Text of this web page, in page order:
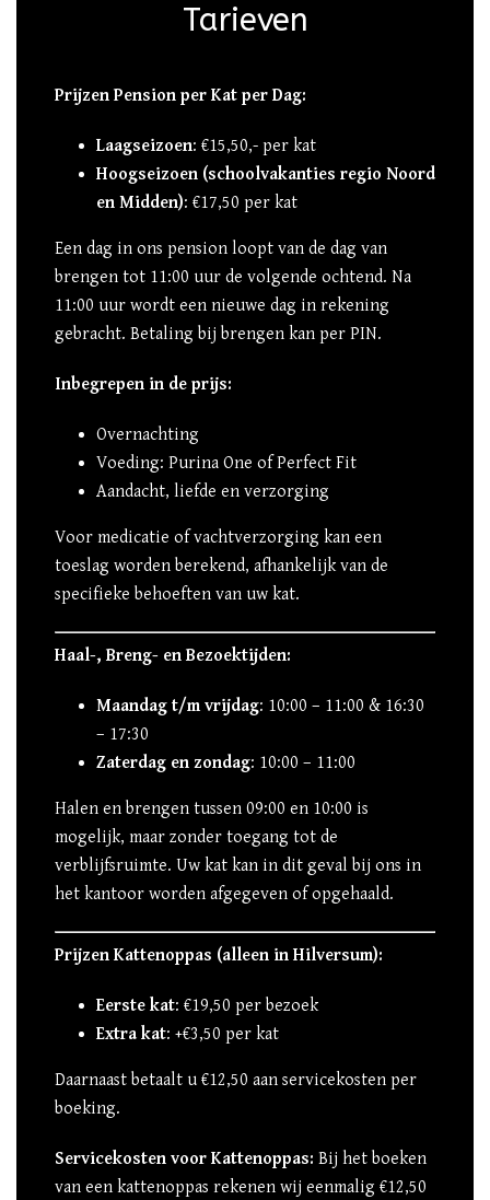
Tarieven
Prijzen Pension per Kat per Dag:
Laagseizoen: €15,50,- per kat
Hoogseizoen (schoolvakanties regio Noord
en Midden): €17,50 per kat
Een dag in ons pension loopt van de dag van
brengen tot 11:00 uur de volgende ochtend. Na
11:00 uur wordt een nieuwe dag in rekening
gebracht. Betaling bij brengen kan per PIN.
Inbegrepen in de prijs:
Overnachting
Voeding: Purina One of Perfect Fit
Aandacht, liefde en verzorging
Voor medicatie of vachtverzorging kan een
toeslag worden berekend, afhankelijk van de
specifieke behoeften van uw kat.
Haal-, Breng- en Bezoektijden:
Maandag t/m vrijdag: 10:00 – 11:00 & 16:30
– 17:30
Zaterdag en zondag: 10:00 – 11:00
Halen en brengen tussen 09:00 en 10:00 is
mogelijk, maar zonder toegang tot de
verblijfsruimte. Uw kat kan in dit geval bij ons in
het kantoor worden afgegeven of opgehaald.
Prijzen Kattenoppas (alleen in Hilversum):
Eerste kat: €19,50 per bezoek
Extra kat: +€3,50 per kat
Daarnaast betaalt u €12,50 aan servicekosten per
boeking.
Servicekosten voor Kattenoppas: Bij het boeken
van een kattenoppas rekenen wij eenmalig €12,50